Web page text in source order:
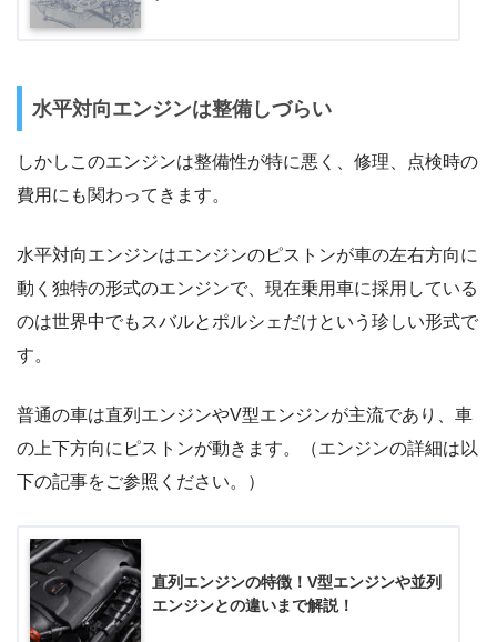
水平対向エンジンは整備しづらい
しかしこのエンジンは整備性が特に悪く、修理、点検時の
費用にも関わってきます。
水平対向エンジンはエンジンのピストンが車の左右方向に
動く独特の形式のエンジンで、現在乗用車に採用している
のは世界中でもスバルとポルシェだけという珍しい形式で
す。
普通の車は直列エンジンやV型エンジンが主流であり、車
の上下方向にピストンが動きます。（エンジンの詳細は以
下の記事をご参照ください。）
直列エンジンの特徴！V型エンジンや並列
エンジンとの違いまで解説！